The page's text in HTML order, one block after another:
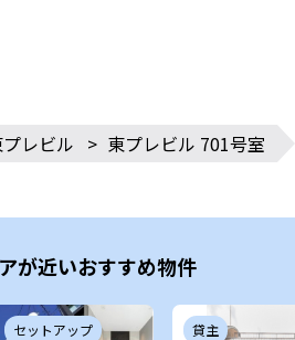
レビル > 東プレビル 701号室
が近いおすすめ物件
セットアップ 貸主